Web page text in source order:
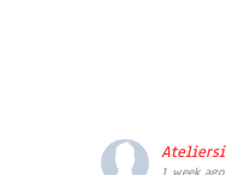
Ateliersi